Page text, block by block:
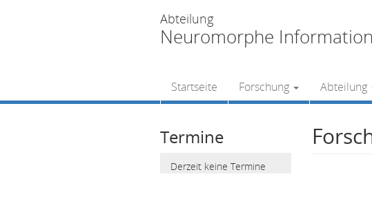
Abteilung
Neuromorphe
Startseite Forschung Abteilung
Termine
Derzeit keine Termine